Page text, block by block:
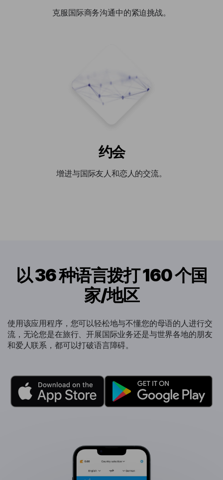
克服国际商务沟通中的紧迫挑战。
约会
增进与国际友人和恋人的交流。
以 36 种语言拨打 160 个国
家/地区
使用该应用程序，您可以轻松地与不懂您的母语的人进行交
流，无论您是在旅行、开展国际业务还是与世界各地的朋友
和爱人联系，都可以打破语言障碍。